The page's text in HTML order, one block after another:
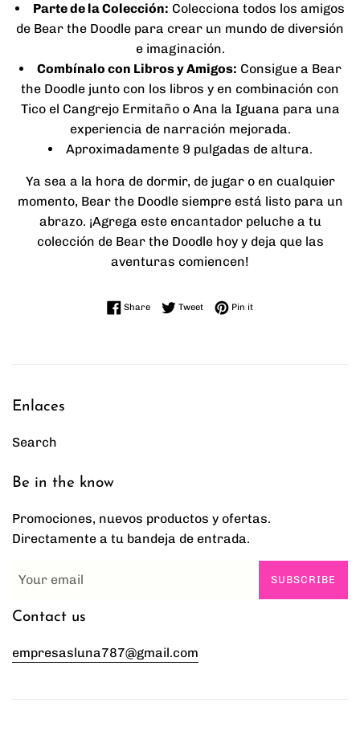
Parte de la Colección: Colecciona todos los amigos
de Bear the Doodle para crear un mundo de diversión
e imaginación.
Combínalo con Libros y Amigos: Consigue a Bear
the Doodle junto con los libros y en combinación con
Tico el Cangrejo Ermitaño o Ana la Iguana para una
experiencia de narración mejorada.
Aproximadamente 9 pulgadas de altura.
Ya sea a la hora de dormir, de jugar o en cualquier
momento, Bear the Doodle siempre está listo para un
abrazo. ¡Agrega este encantador peluche a tu
colección de Bear the Doodle hoy y deja que las
aventuras comiencen!
ShareShare on Facebook
TweetTweet on Twitter
Pin itPin on Pinterest
Enlaces
Search
Be in the know
Promociones, nuevos productos y ofertas.
Directamente a tu bandeja de entrada.
SUBSCRIBE
Contact us
empresasluna787@gmail.com